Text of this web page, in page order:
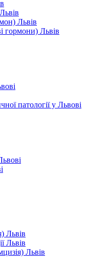
Львів
гормони) Львів
патології у Львові
Львів
Львів
Львів